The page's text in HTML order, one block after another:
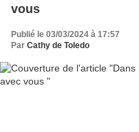
vous
Publié le 03/03/2024 à 17:57
Par Cathy de Toledo